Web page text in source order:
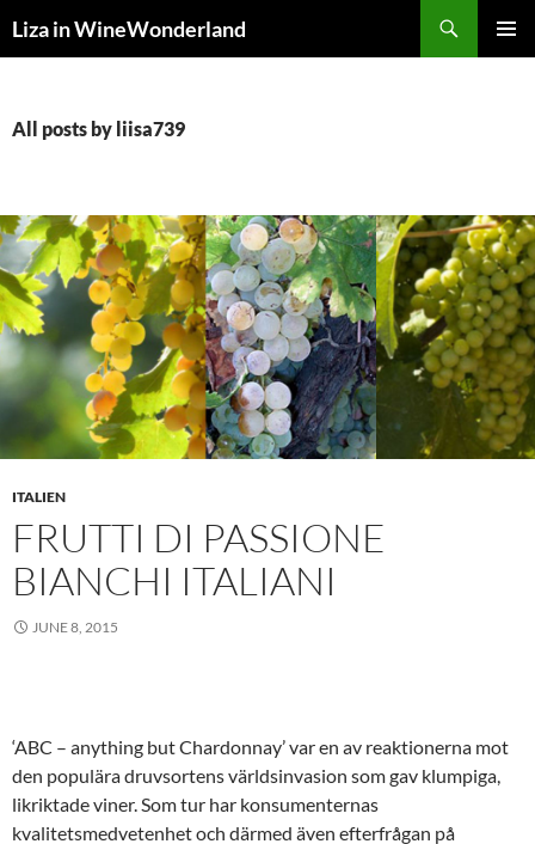
toLiza in WineWonderland
All posts by liisa739
ITALIEN
FRUTTI DI PASSIONE
BIANCHI ITALIANI
JUNE 8, 2015
‘ABC – anything but Chardonnay’ var en av reaktionerna mot
den populära druvsortens världsinvasion som gav klumpiga,
likriktade viner. Som tur har konsumenternas
kvalitetsmedvetenhet och därmed även efterfrågan på